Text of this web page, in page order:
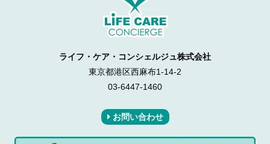
ライフ・ケア・コンシェルジュ株式会社
東京都港区西麻布1-14-2
03-6447-1460
お問い合わせ